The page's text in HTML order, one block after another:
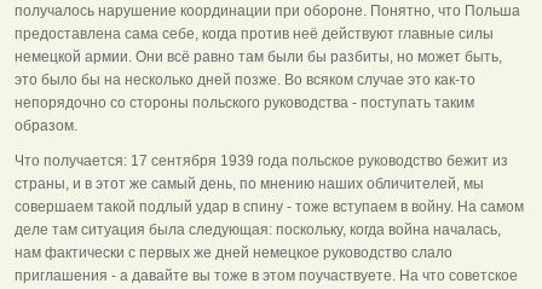
получалось нарушение координации при обороне. Понятно, что Польша
предоставлена сама себе, когда против неё действуют главные силы
немецкой армии. Они всё равно там были бы разбиты, но может быть,
это было бы на несколько дней позже. Во всяком случае это как-то
непорядочно со стороны польского руководства - поступать таким
образом.
Что получается: 17 сентября 1939 года польское руководство бежит из
страны, и в этот же самый день, по мнению наших обличителей, мы
совершаем такой подлый удар в спину - тоже вступаем в войну. На самом
деле там ситуация была следующая: поскольку, когда война началась,
нам фактически с первых же дней немецкое руководство слало
приглашения - а давайте вы тоже в этом поучаствуете. На что советское